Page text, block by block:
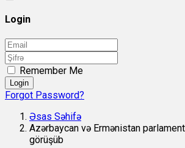
Login
Remember Me
Login
Forgot Password?
Əsas Səhifə
Azərbaycan və Ermənistan
görüşüb